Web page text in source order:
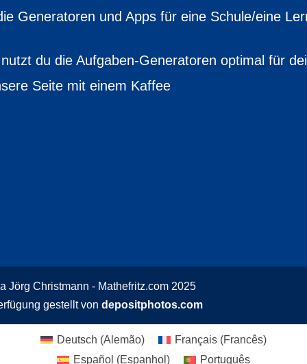
Generatoren und Apps für eine Schule/eine
du die Aufgaben-Generatoren optimal für
Seite mit einem Kaffee
Jörg Christmann - Mathefritz.com 2025
gestellt vondepositphotos.com
Deutsch (Alemão) Français (Francês)
Español (Espanhol ) Português